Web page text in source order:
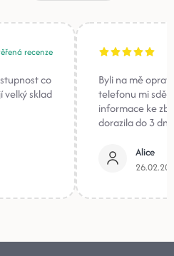
recenze
co
velký sklad
Byli na mě
telefonu mi
informace ke
dorazila do 3
Alice